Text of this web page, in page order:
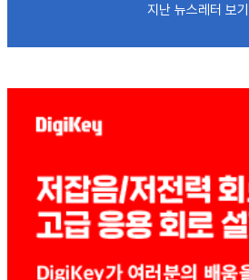
지난 뉴스레터 보